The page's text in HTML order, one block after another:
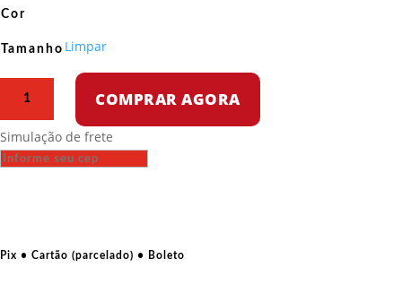
Cor
Tamanho Limpar
Avance
pela
quantidade
COMPRAR AGORA
Simulação de frete
Pix • Cartão (parcelado) • Boleto